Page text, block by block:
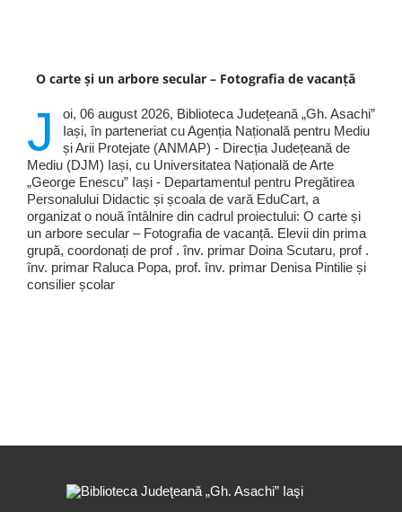
O carte și un arbore secular – Fotografia de vacanță
J
oi, 06 august 2026, Biblioteca Județeană „Gh. Asachi”
Iași, în parteneriat cu Agenția Națională pentru Mediu
și Arii Protejate (ANMAP) - Direcția Județeană de
Mediu (DJM) Iași, cu Universitatea Națională de Arte
„George Enescu” Iași - Departamentul pentru Pregătirea
Personalului Didactic și școala de vară EduCart, a
organizat o nouă întâlnire din cadrul proiectului: O carte și
un arbore secular – Fotografia de vacanță. Elevii din prima
grupă, coordonați de prof . înv. primar Doina Scutaru, prof .
înv. primar Raluca Popa, prof. înv. primar Denisa Pintilie și
consilier școlar